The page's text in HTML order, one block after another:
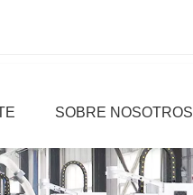
SOBRE NOSOTROS